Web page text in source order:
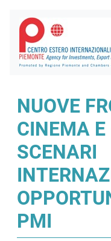
NUOVE
CINEMA
SCENARI
PMI